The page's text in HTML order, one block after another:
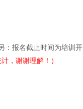
：报名截止时间为培训开
，谢谢理解！）